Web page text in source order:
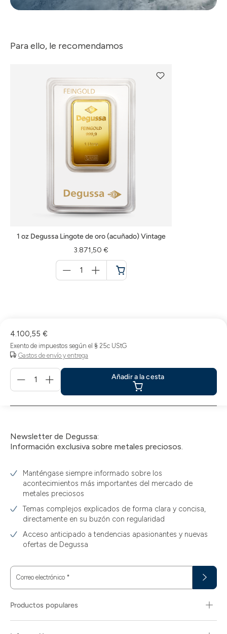
Para ello, le recomendamos
1 oz Degussa Lingote de oro (acuñado) Vintage
3.871,50 €
für
Cesta
4.100,55 €
Exento de impuestos según el § 25c UStG
Gastos de envío y entrega
Añadir
la
Añadir a la cesta
Newsletter de Degussa:
Información exclusiva sobre metales preciosos.
Manténgase siempre informado sobre los
acontecimientos más importantes del mercado de
metales preciosos
Temas complejos explicados de forma clara y concisa,
directamente en su buzón con regularidad
Acceso anticipado a tendencias apasionantes y nuevas
ofertas de Degussa
Correo electrónico *
Productos populares